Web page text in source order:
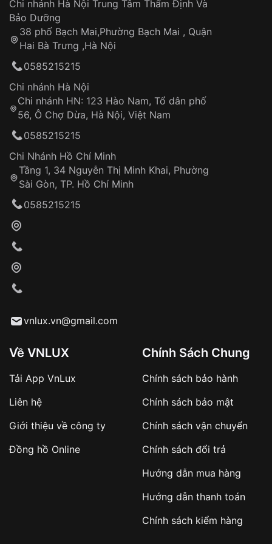
Thời gian tính từ khi xác nhận đơn hàng thành
công
Hotline: 0585 215 215
Từ khóa SEO:
Khách hàng kiểm tra và thanh toán trực tiếp
Từ khóa SEO:
sản phẩm đặc biệt
hàng
Số tiền còn lại thanh toán khi nhận hàng hoặc
✔️ Đảm bảo xử lý đơn hàng nhanh chóng
✔️ Hạn chế tình trạng hủy đơn không mong
Sản phẩm đã bị:
Tự ý sửa chữa
thống VNLUX
Đảm bảo quyền lợi khách hàng
Đồng hành cùng khách hàng trong suốt quá
trình sử dụng
Chi nhánh Hà Nội Trung Tâm Thẩm Định Và
Bảo Dưỡng
38 phố Bạch Mai,Phường Bạch Mai , Quận
Hai Bà Trưng ,Hà Nội
0585215215
Chi nhánh Hà Nội
Chi nhánh HN: 123 Hào Nam, Tổ dân phố
56, Ô Chợ Dừa, Hà Nội, Việt Nam
0585215215
Chi Nhánh Hồ Chí Minh
Tầng 1, 34 Nguyễn Thị Minh Khai, Phường
Sài Gòn, TP. Hồ Chí Minh
0585215215
vnlux.vn@gmail.com
Về VNLUX
Tải App VnLux
Liên hệ
Giới thiệu về công ty
Đồng hồ Online
Chính Sách Chung
Chính sách bảo hành
Chính sách bảo mật
Chính sách vận chuyển
Chính sách đổi trả
Hướng dẫn mua hàng
Hướng dẫn thanh toán
Chính sách kiểm hàng